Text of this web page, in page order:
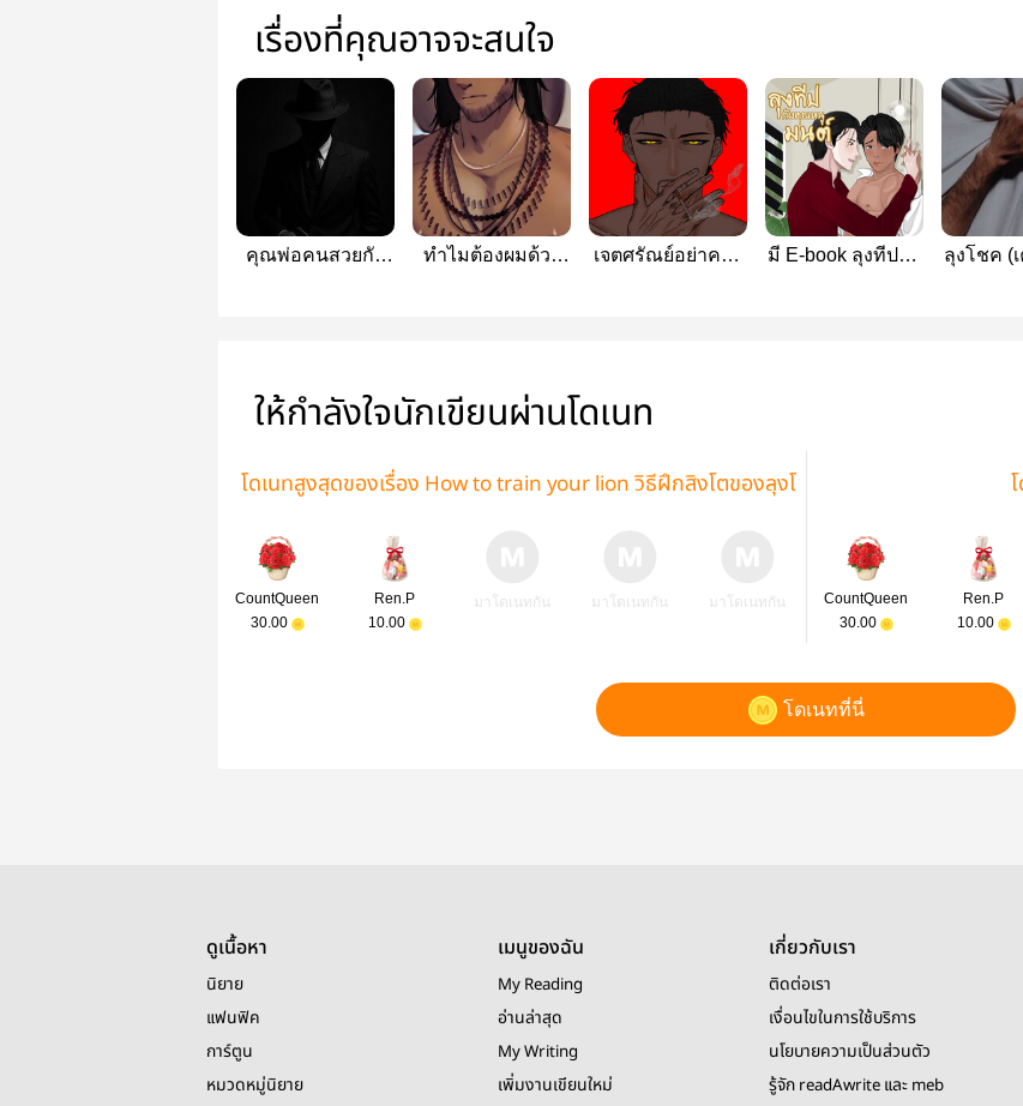
เรื่องที่คุณอาจจะสนใจ
คุณพ่อคนสวยกับ
ทำไมต้องผมด้วย
เจตศรัณย์อย่าคลั่ง
มี E-book ลุงทีปกับ
ลุงโชค (
ให้กำลังใจนักเขียนผ่านโดเนท
โดเนทสูงสุดของเรื่อง How to train your lion วิธีฝึกสิงโตของลุงโ
CountQueen
30.00
Ren.P
10.00
มาโดเนทกัน มาโดเนทกัน มาโดเนทกัน
CountQueen
30.00
Ren.P
10.00
โดเนทที่นี่
ดูเนื้อหา
นิยาย
แฟนฟิค
การ์ตูน
หมวดหมู่นิยาย
เมนูของฉัน
My Reading
อ่านล่าสุด
My Writing
เพิ่มงานเขียนใหม่
เกี่ยวกับเรา
ติดต่อเรา
เงื่อนไขในการใช้บริการ
นโยบายความเป็นส่วนตัว
รู้จัก readAwrite และ meb